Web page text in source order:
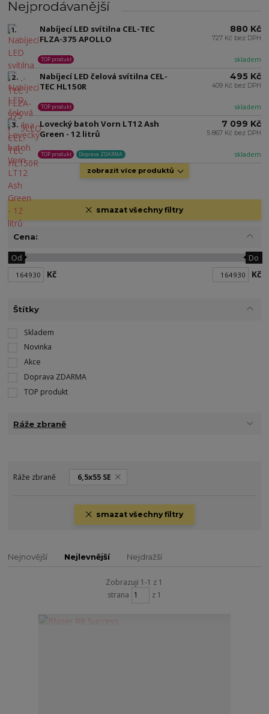
Nejprodávanější
1.
Nabíjecí LED svítilna CEL-TEC
FLZA-375 APOLLO
skladem
TOP produkt
880 Kč
727 Kč bez DPH
2.
Nabíjecí LED čelová svítilna CEL-
TEC HL150R
skladem
TOP produkt
495 Kč
409 Kč bez DPH
3.
Lovecký batoh Vorn LT12 Ash
Green - 12 litrů
skladem
TOP produkt Doprava ZDARMA
7 099 Kč
5 867 Kč bez DPH
zobrazit více produktů
Cena:
Kč
Od Do
Kč
Štítky
Skladem
Novinka
Akce
Doprava ZDARMA
TOP produkt
Ráže zbraně
smazat všechny filtry
Ráže zbraně 6,5x55 SE
smazat všechny filtry
Nejnovější Nejlevnější Nejdražší
Zobrazuji 1-1 z 1
strana
z 1